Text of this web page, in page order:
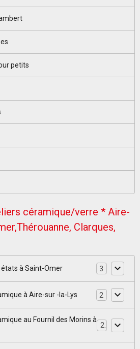
petits
céramique/verre * Aire-
Clarques,
états à Saint-Omer 3
à Aire-sur -la-Lys 2
au Fournil des Morins à